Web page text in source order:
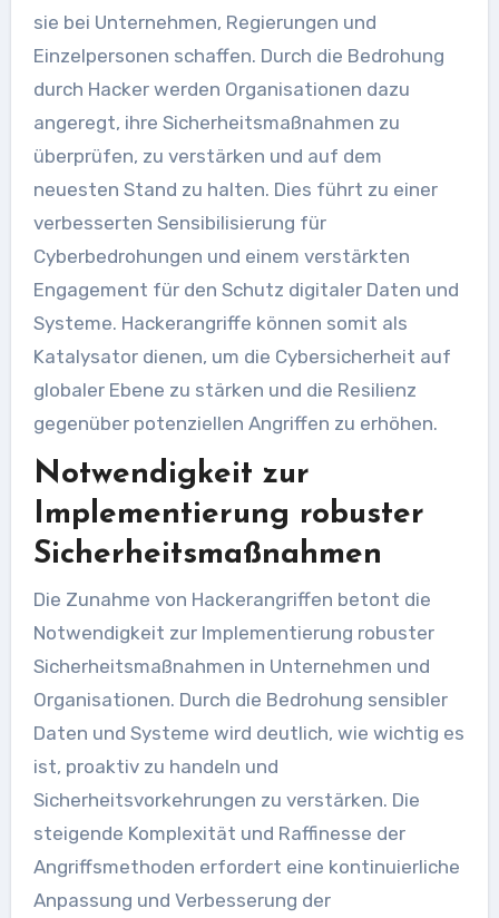
sie bei Unternehmen, Regierungen und
Einzelpersonen schaffen. Durch die Bedrohung
durch Hacker werden Organisationen dazu
angeregt, ihre Sicherheitsmaßnahmen zu
überprüfen, zu verstärken und auf dem
neuesten Stand zu halten. Dies führt zu einer
verbesserten Sensibilisierung für
Cyberbedrohungen und einem verstärkten
Engagement für den Schutz digitaler Daten und
Systeme. Hackerangriffe können somit als
Katalysator dienen, um die Cybersicherheit auf
globaler Ebene zu stärken und die Resilienz
gegenüber potenziellen Angriffen zu erhöhen.
Notwendigkeit zur
Implementierung robuster
Sicherheitsmaßnahmen
Die Zunahme von Hackerangriffen betont die
Notwendigkeit zur Implementierung robuster
Sicherheitsmaßnahmen in Unternehmen und
Organisationen. Durch die Bedrohung sensibler
Daten und Systeme wird deutlich, wie wichtig es
ist, proaktiv zu handeln und
Sicherheitsvorkehrungen zu verstärken. Die
steigende Komplexität und Raffinesse der
Angriffsmethoden erfordert eine kontinuierliche
Anpassung und Verbesserung der